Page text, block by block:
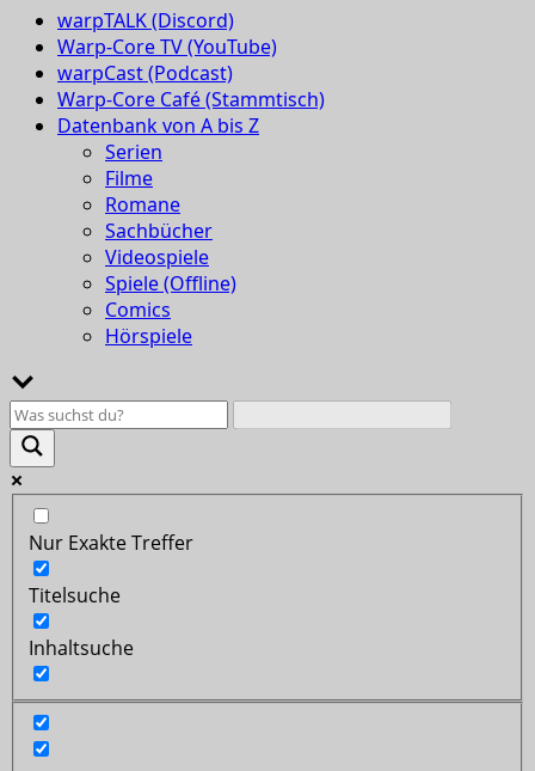
warpTALK (Discord)
Warp-Core TV (YouTube)
warpCast (Podcast)
Warp-Core Café (Stammtisch)
Datenbank von A bis Z
Serien
Filme
Romane
Sachbücher
Videospiele
Spiele (Offline)
Comics
Hörspiele
Nur Exakte Treffer
Titelsuche
Inhaltsuche